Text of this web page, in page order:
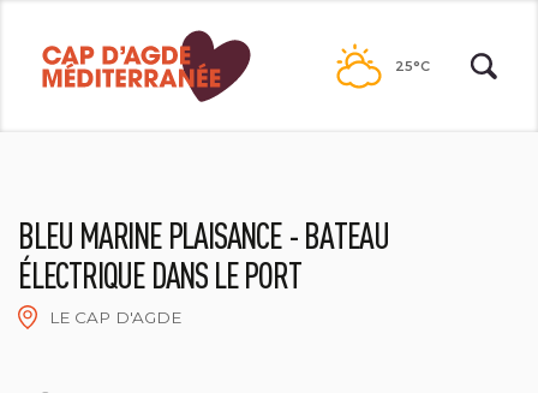
contenu
25°C
BLEU MARINE PLAISANCE - BATEAU
ÉLECTRIQUE DANS LE PORT
LE CAP D'AGDE